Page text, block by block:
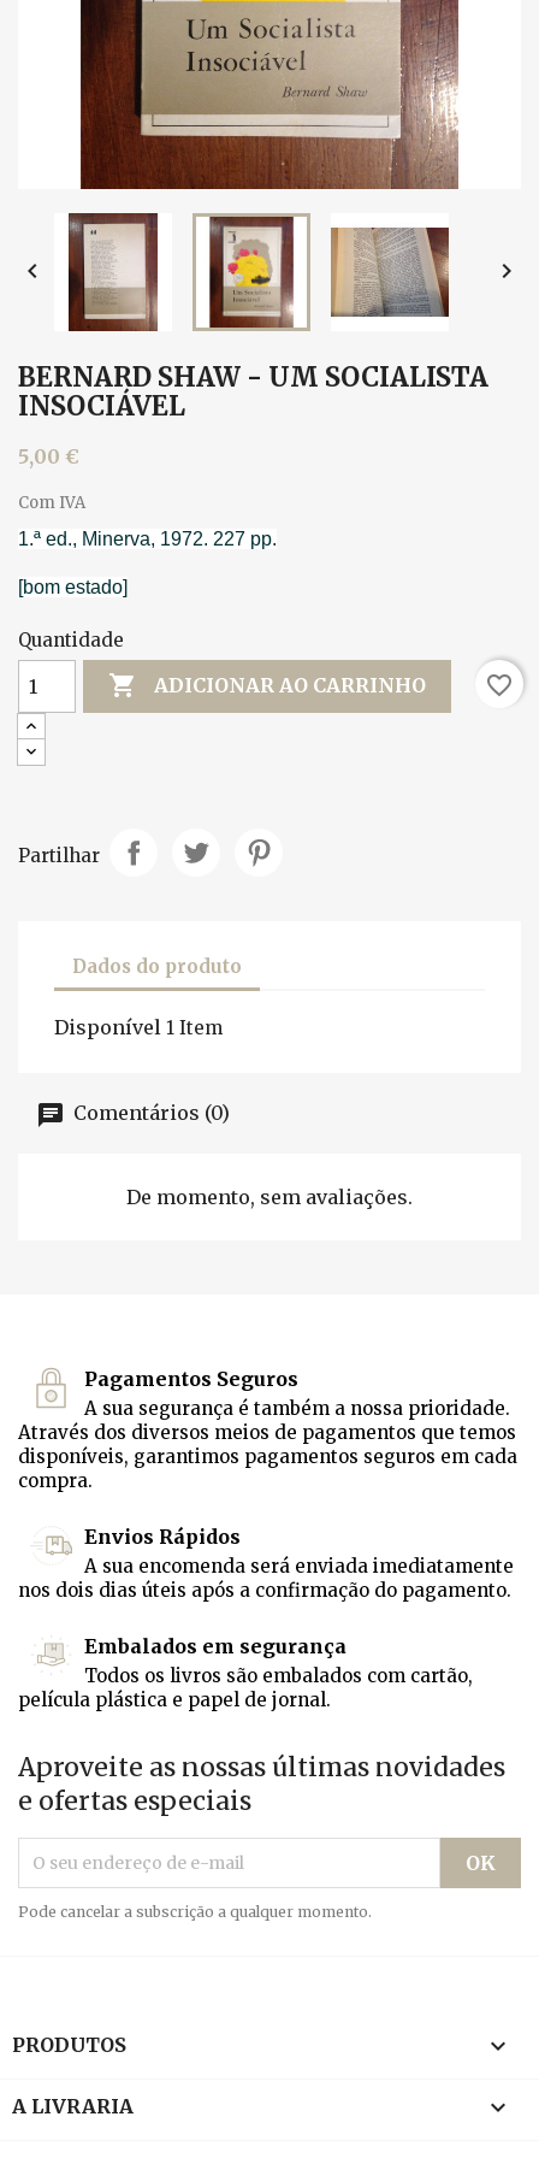
 
BERNARD SHAW - UM SOCIALISTA
INSOCIÁVEL
5,00 €
Com IVA
1.ª ed., Minerva, 1972. 227 pp.
[bom estado]
Quantidade
 ADICIONAR AO CARRINHO favorite_border
Partilhar
Dados do produto
Disponível 1 Item
Comentários (0)
De momento, sem avaliações.
Pagamentos Seguros
A sua segurança é também a nossa prioridade.
Através dos diversos meios de pagamentos que temos
disponíveis, garantimos pagamentos seguros em cada
compra.
Envios Rápidos
A sua encomenda será enviada imediatamente
nos dois dias úteis após a confirmação do pagamento.
Embalados em segurança
Todos os livros são embalados com cartão,
película plástica e papel de jornal.
Aproveite as nossas últimas novidades
e ofertas especiais
Pode cancelar a subscrição a qualquer momento.
PRODUTOS 
A LIVRARIA 